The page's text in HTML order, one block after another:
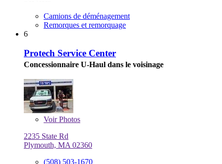
Camions de déménagement
Remorques et remorquage
6
Protech Service Center
Concessionnaire U-Haul dans le voisinage
VoirPhotos
2235 State Rd
Plymouth, MA 02360
(508) 503-1670